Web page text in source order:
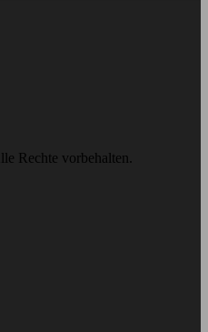
Rechte vorbehalten.